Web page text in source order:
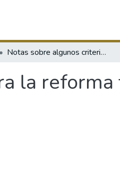
Notas sobre algunos criterios para la reforma financiera en la República Dominicana
la